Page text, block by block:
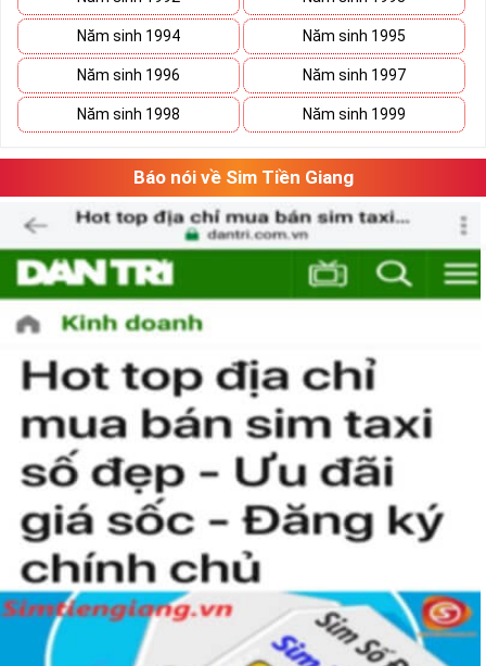
Phương pháp chọn sim số đẹp lục qúy 8
“Số có nghĩa – Người có mệnh”, lựa chọnsim số đẹp
tứ quý cần căn
cứ vào vận mệnh của mỗi người. Lựa chọn sim số đẹp hợp mệnh
không chỉ mang lại nhiều may mắn và tài lộc cho chủ sim mà nó
còn thể hiện được nhiều phong cách làm việc chuyên nghiệp của
người sử dụng.
Theo ngũ hành sinh khắc, con số 8 là con số cát của mệnh Thổ.
Người mệnh này sử dụng sim điện thoại chứa số 8 sẽ mang lại
nhiều may mắn và tài lộc.
Ngoài ra khi lựa chọn sim số đẹp chúng ta nên chọn dãy số âm
dương hài hòa và có tổng số nút cao, như vậy việc làm ăn sẽ gặp
nhiều thuận lợi và suôn sẻ hơn.
Hãy lựa chọn sim lục quý 8 hợp phong thủy và vận mệnh để đem
đến vượng khí và may mắn trong công danh, sự nghiệp.
Hướng dẫn mua Sim Lục Quý 8 tại
Simtiengiang.vn.
Sim Tiền Giang là đơn vị cung cấp sim số đẹp lục quý 8, sim giá rẻ
Năm sinh 1994 Năm sinh 1995
Năm sinh 1996 Năm sinh 1997
Năm sinh 1998 Năm sinh 1999
Báo nói về Sim Tiền Giang